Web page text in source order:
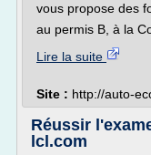
vous propose des
au permis B, à la
Lire la suite
Site : http://auto-
Réussir
lcl.com